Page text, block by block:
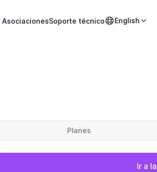
AsociacionesSoporte técnico English
Planes
Ir a